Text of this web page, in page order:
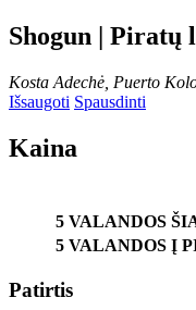
Shogun | Piratų
Kosta Adechė, Puerto
Išsaugoti Spausdinti
Kaina
5 VALANDOS
5 VALANDOS Į
Patirtis